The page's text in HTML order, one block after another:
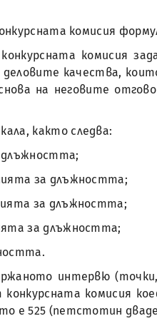
комисия
комисия
качества,
на неговите
както следва:
длъжността;
за длъжността;
за длъжността;
за длъжността;
интервю
конкурсната комисия
е 525 (петстотин